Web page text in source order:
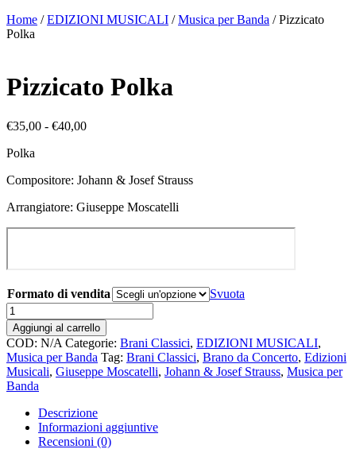
Home /EDIZIONI MUSICALI /Musica per Banda / Pizzicato
Polka
Pizzicato Polka
€35,00 - €40,00Fascia
€35,00
€40,00
Polka
Compositore: Johann & Josef Strauss
Arrangiatore: Giuseppe Moscatelli
Formato di vendita
Svuota
Pizzicato
Polka
quantità
Aggiungi al carrello
COD: N/A Categorie: Brani Classici, EDIZIONI MUSICALI,
Musica per Banda Tag: Brani Classici, Brano da Concerto, Edizioni
Musicali, Giuseppe Moscatelli, Johann & Josef Strauss, Musica per
Banda
Descrizione
Informazioni aggiuntive
Recensioni (0)